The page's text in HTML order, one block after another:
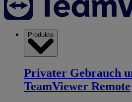
Produkte
Privater Gebrauch
TeamViewer Remote